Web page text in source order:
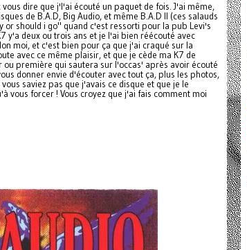
dire que j'l'ai écouté un paquet de fois. J'ai même,
de B.A.D, Big Audio, et même B.A.D II (ces salauds
or should i go" quand c'est ressorti pour la pub Levi's
y'a deux ou trois ans et je l'ai bien réécouté avec
moi, et c'est bien pour ça que j'ai craqué sur la
avec ce même plaisir, et que je cède ma K7 de
première qui sautera sur l'occas' après avoir écouté
donner envie d'écouter avec tout ça, plus les photos,
saviez pas que j'avais ce disque et que je le
vous forcer ! Vous croyez que j'ai fais comment moi